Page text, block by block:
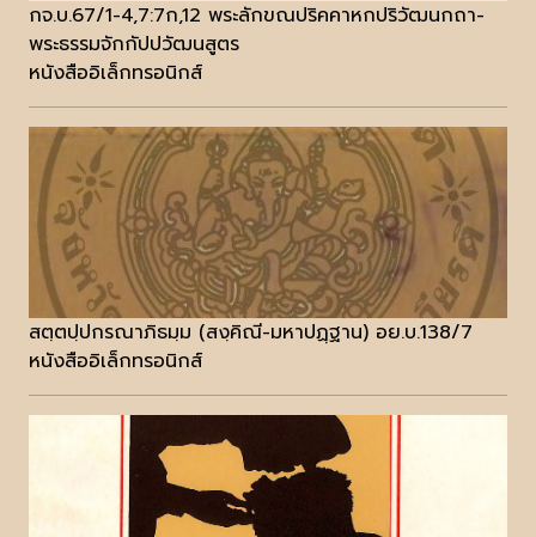
กจ.บ.67/1-4,7:7ก,12 พระลักขณปริคคาหกปริวัฒนกถา-
พระธรรมจักกัปปวัฒนสูตร
หนังสืออิเล็กทรอนิกส์
สตฺตปฺปกรณาภิธมฺม (สงฺคิณี-มหาปฏฺฐาน) อย.บ.138/7
หนังสืออิเล็กทรอนิกส์